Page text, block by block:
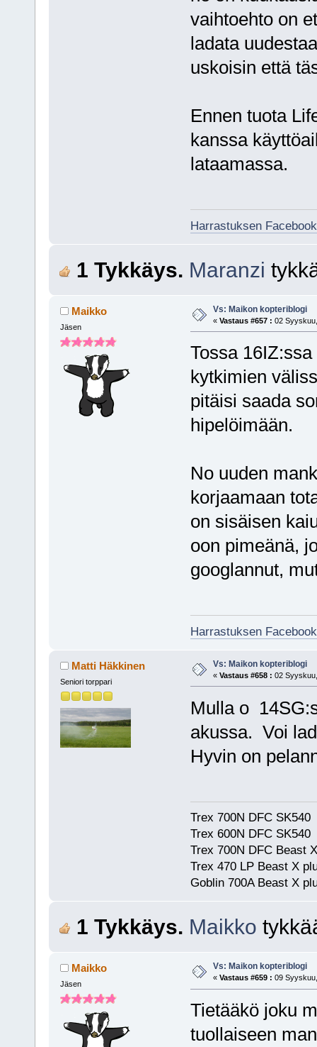
vaihtoehto on
ladata
uskoisin että
Ennen tuota
kanssa
lataamassa.
Harrastuksen
1 Tykkäys. Maranzi
Maikko
Jäsen
Vs: Maikon kopteriblogi
« Vastaus #657 : 02
Tossa
kytkimien
pitäisi saada
hipelöimään.
No uuden
korjaamaan
on sisäisen
oon pimeänä,
googlannut,
Harrastuksen
Matti Häkkinen
Seniori torppari
Vs: Maikon kopteriblogi
« Vastaus #658 : 02
Mulla o
akussa. Voi
Hyvin on
Trex 700N DFC SK540
Trex 600N DFC SK540
Trex 700N DFC Beast
Trex 470 LP Beast X
Goblin 700A Beast X
1 Tykkäys. Maikko
Maikko
Jäsen
Vs: Maikon kopteriblogi
« Vastaus #659 : 09
Tietääkö joku
tuollaiseen